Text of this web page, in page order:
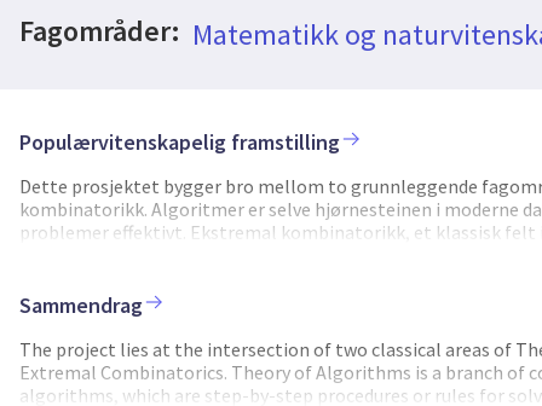
Fagområder: Matematikk og
Populærvitenskapelig framstilling
Dette prosjektet bygger bro mellom to grunnleggende
kombinatorikk. Algoritmer er selve hjørnesteinen i moderne
problemer effektivt. Ekstremal kombinatorikk, et klassisk felt
Prosjektet fokuserer på å utnytte nylige gjennombrudd som
ekstremal kombinatorikk. De forventede resultatene er
takle krevende beregningsproblemer med høy effektivitet,
drevet av praktiske algoritmiske anvendelser. Ved å forene
grunnleggende matematiske prinsipper, men fremmer også
Sammendrag
The project lies at the intersection of two classical areas of
Extremal Combinatorics. Theory of Algorithms is a branch of
algorithms, which are step-by-step procedures or rules for